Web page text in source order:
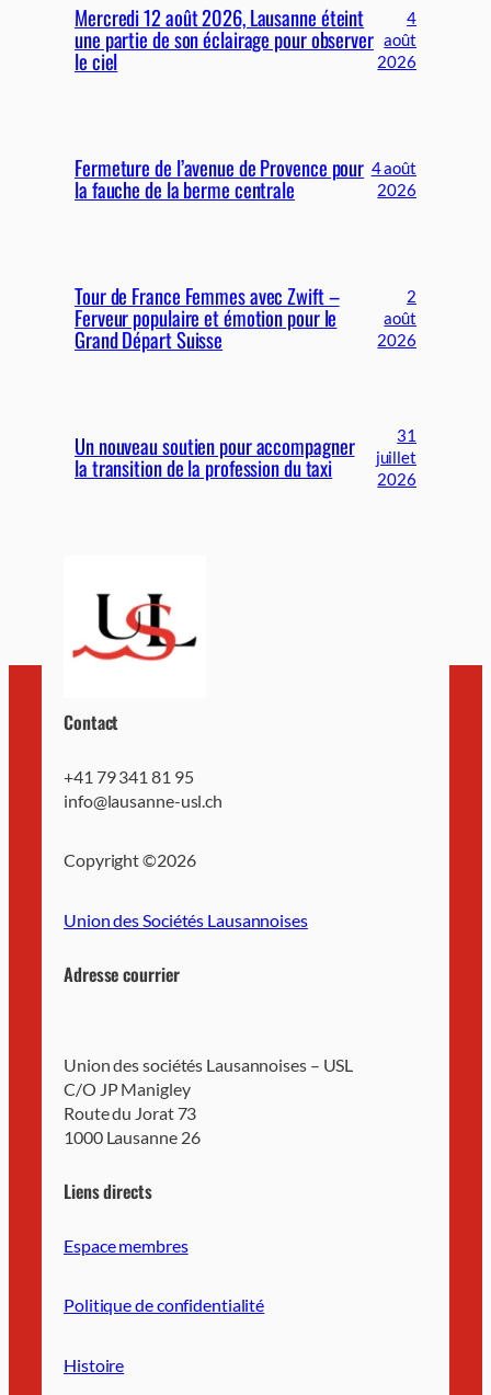
Mercredi 12 août 2026, Lausanne éteint
une partie de son éclairage pour observer
le ciel
4
août
2026
Fermeture de l’avenue de Provence pour
la fauche de la berme centrale
4 août
2026
Tour de France Femmes avec Zwift –
Ferveur populaire et émotion pour le
Grand Départ Suisse
2
août
2026
Un nouveau soutien pour accompagner
la transition de la profession du taxi
31
juillet
2026
Contact
+41 79 341 81 95
info@lausanne-usl.ch
Copyright ©2026
Union des Sociétés Lausannoises
Adresse courrier
Union des sociétés Lausannoises – USL
C/O JP Manigley
Route du Jorat 73
1000 Lausanne 26
Liens directs
Espace membres
Politique de confidentialité
Histoire